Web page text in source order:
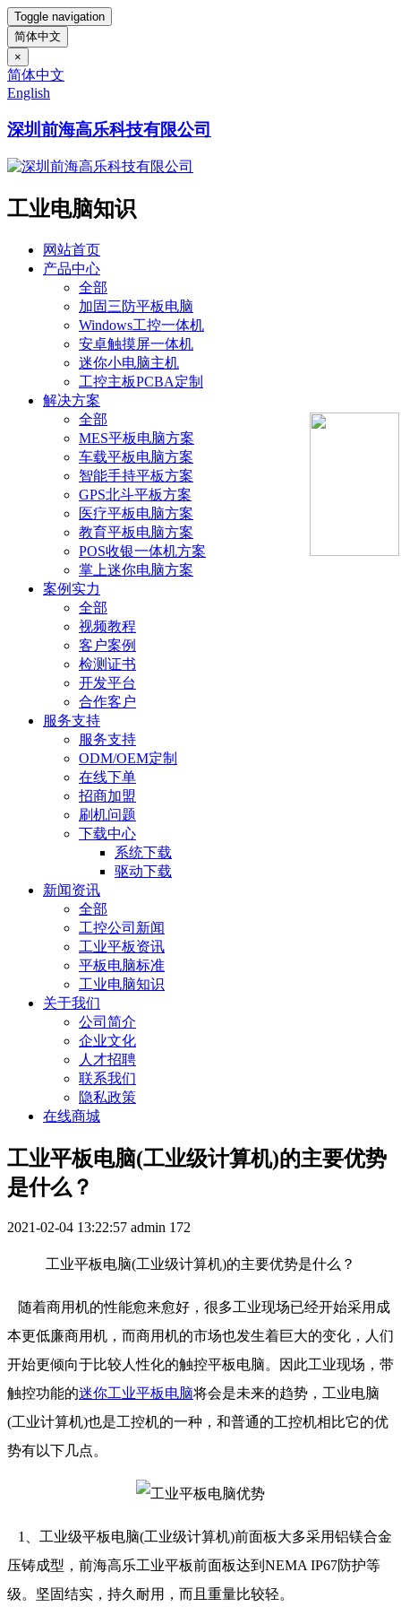
Toggle navigation
简体中文
×
简体中文
English
深圳前海高乐科技有限公司
工业电脑知识
网站首页
产品中心
全部
加固三防平板电脑
Windows工控一体机
安卓触摸屏一体机
迷你小电脑主机
工控主板PCBA定制
解决方案
全部
MES平板电脑方案
车载平板电脑方案
智能手持平板方案
GPS北斗平板方案
医疗平板电脑方案
教育平板电脑方案
POS收银一体机方案
掌上迷你电脑方案
案例实力
全部
视频教程
客户案例
检测证书
开发平台
合作客户
服务支持
服务支持
ODM/OEM定制
在线下单
招商加盟
刷机问题
下载中心
系统下载
驱动下载
新闻资讯
全部
工控公司新闻
工业平板资讯
平板电脑标准
工业电脑知识
关于我们
公司简介
企业文化
人才招聘
联系我们
隐私政策
在线商城
工业平板电脑(工业级计算机)的主要优势
是什么？
2021-02-04 13:22:57 admin 172
工业平板电脑(工业级计算机)的主要优势是什么？
随着商用机的性能愈来愈好，很多工业现场已经开始采用成
本更低廉商用机，而商用机的市场也发生着巨大的变化，人们
开始更倾向于比较人性化的触控平板电脑。因此工业现场，带
触控功能的迷你工业平板电脑将会是未来的趋势，工业电脑
(工业计算机)也是工控机的一种，和普通的工控机相比它的优
势有以下几点。
1、工业级平板电脑(工业级计算机)前面板大多采用铝镁合金
压铸成型，前海高乐工业平板前面板达到NEMA IP67防护等
级。坚固结实，持久耐用，而且重量比较轻。